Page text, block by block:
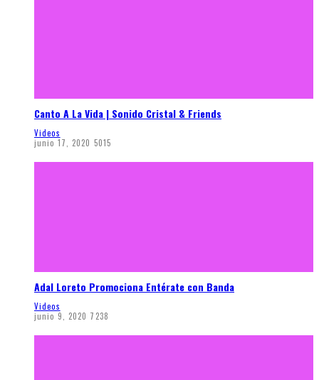
Canto A La Vida | Sonido Cristal & Friends
Videos
junio 17, 2020 5015
Adal Loreto Promociona Entérate con Banda
Videos
junio 9, 2020 7238